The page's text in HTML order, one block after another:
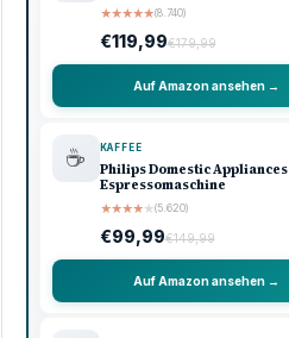
★★★★★(8.740)
€119,99€179,99
Auf Amazon ansehen →
☕ KAFFEE
Philips Domestic Appliances
Espressomaschine
★★★★★(5.620)
€99,99€149,99
Auf Amazon ansehen →